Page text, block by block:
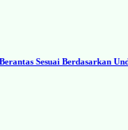
Sesuai Berdasarkan